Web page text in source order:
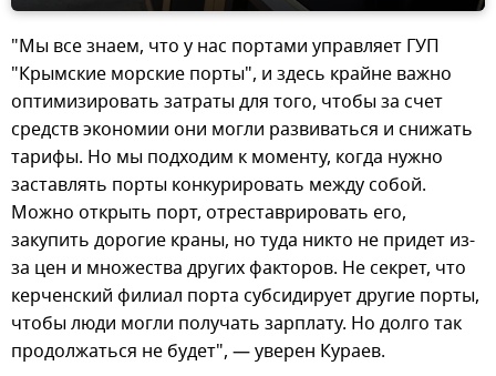
"Мы все знаем, что у нас портами управляет ГУП
"Крымские морские порты", и здесь крайне важно
оптимизировать затраты для того, чтобы за счет
средств экономии они могли развиваться и снижать
тарифы. Но мы подходим к моменту, когда нужно
заставлять порты конкурировать между собой.
Можно открыть порт, отреставрировать его,
закупить дорогие краны, но туда никто не придет из-
за цен и множества других факторов. Не секрет, что
керченский филиал порта субсидирует другие порты,
чтобы люди могли получать зарплату. Но долго так
продолжаться не будет", — уверен Кураев.